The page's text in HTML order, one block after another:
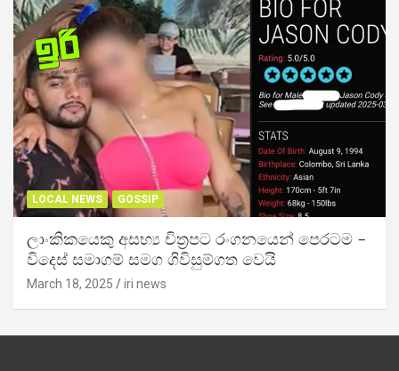
LOCAL NEWS GOSSIP
ලාංකිකයෙකු අසභ්‍ය චිත්‍රපට රංගනයෙන් පෙරටම –
විදෙස් සමාගම් සමග ගිවිසුම්ගත වෙයි
March 18, 2025 iri news